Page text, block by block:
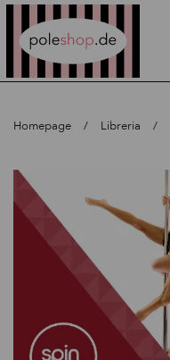
Homepage Libreria